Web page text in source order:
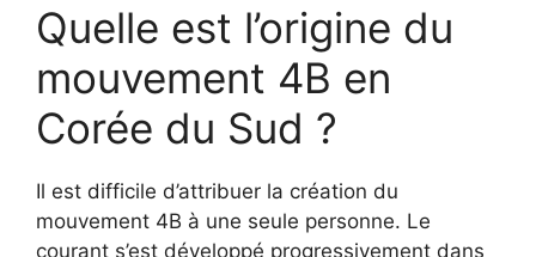
Quelle est l’origine du
mouvement 4B en
Corée du Sud ?
Il est difficile d’attribuer la création du
mouvement 4B à une seule personne. Le
courant s’est développé progressivement dans